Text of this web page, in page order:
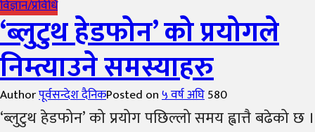
विज्ञान/प्रविधि
‘ब्लुटुथ हेडफोन’ को प्रयोगले
निम्त्याउने समस्याहरु
Authorपूर्वसन्देश दैनिकPosted on५ वर्ष अघि580
‘ब्लुटुथ हेडफोन’ को प्रयोग पछिल्लो समय ह्वात्तै बढेको छ ।